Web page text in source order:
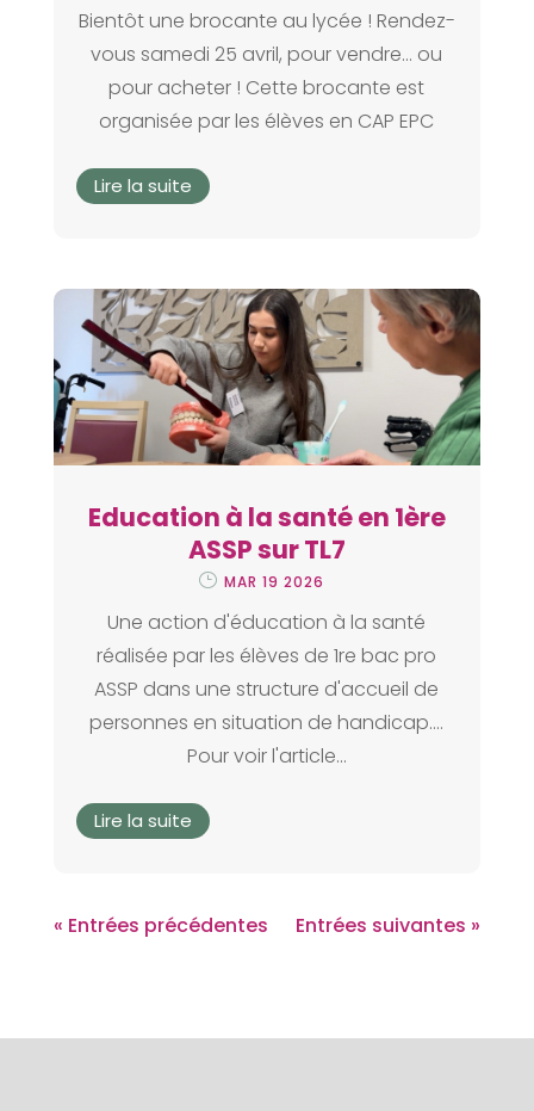
Bientôt une brocante au lycée ! Rendez-
vous samedi 25 avril, pour vendre... ou
pour acheter ! Cette brocante est
organisée par les élèves en CAP EPC
Lire la suite
Education à la santé en 1ère
ASSP sur TL7
MAR 19 2026
Une action d'éducation à la santé
réalisée par les élèves de 1re bac pro
ASSP dans une structure d'accueil de
personnes en situation de handicap....
Pour voir l'article...
Lire la suite
« Entrées précédentes Entrées suivantes »